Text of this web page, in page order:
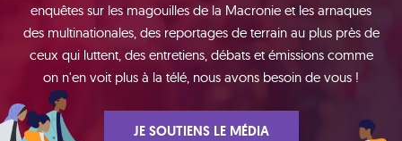
enquêtes sur les magouilles de la Macronie et les arnaques
des multinationales, des reportages de terrain au plus près de
ceux qui luttent, des entretiens, débats et émissions comme
on n'en voit plus à la télé, nous avons besoin de vous !
JE SOUTIENS LE MÉDIA